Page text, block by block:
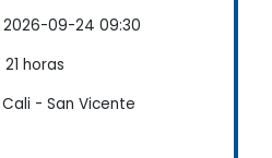
2026-09-24 09:30
21 horas
Cali - San Vicente